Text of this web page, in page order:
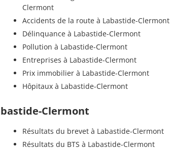
Clermont
Accidents de la route à Labastide-Clermont
Délinquance à Labastide-Clermont
Pollution à Labastide-Clermont
Entreprises à Labastide-Clermont
Prix immobilier à Labastide-Clermont
Hôpitaux à Labastide-Clermont
Clermont
Résultats du brevet à Labastide-Clermont
Résultats du BTS à Labastide-Clermont